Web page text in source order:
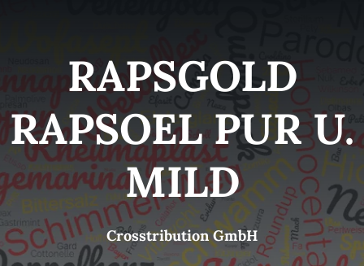
Brands
B2B-Shop
Kontakt
RAPSGOLD
RAPSOEL PUR U.
MILD
Crosstribution GmbH